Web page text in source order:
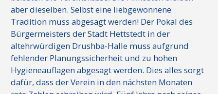
aber dieselben. Selbst eine liebgewonnene
Tradition muss abgesagt werden! Der Pokal des
Bürgermeisters der Stadt Hettstedt in der
altehrwürdigen Drushba-Halle muss aufgrund
fehlender Planungssicherheit und zu hohen
Hygieneauflagen abgesagt werden. Dies alles sorgt
dafür, dass der Verein in den nächsten Monaten